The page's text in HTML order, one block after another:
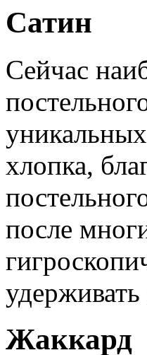
Сатин
Сейчас
хлопка,
после
удерживать
Жаккард